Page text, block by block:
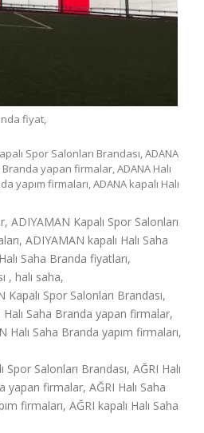
fiyat,
Spor Salonları Brandası, ADANA
Branda yapan firmalar, ADANA Halı
yapım firmaları, ADANA kapalı Halı
ADIYAMAN Kapalı Spor Salonları
ADIYAMAN kapalı Halı Saha
Saha Branda fiyatları,
, halı saha,
Spor Salonları Brandası,
Halı Saha Branda yapan firmalar,
Halı Saha Branda yapım firmaları,
Salonları Brandası, AĞRI Halı
yapan firmalar, AĞRI Halı Saha
firmaları, AĞRI kapalı Halı Saha